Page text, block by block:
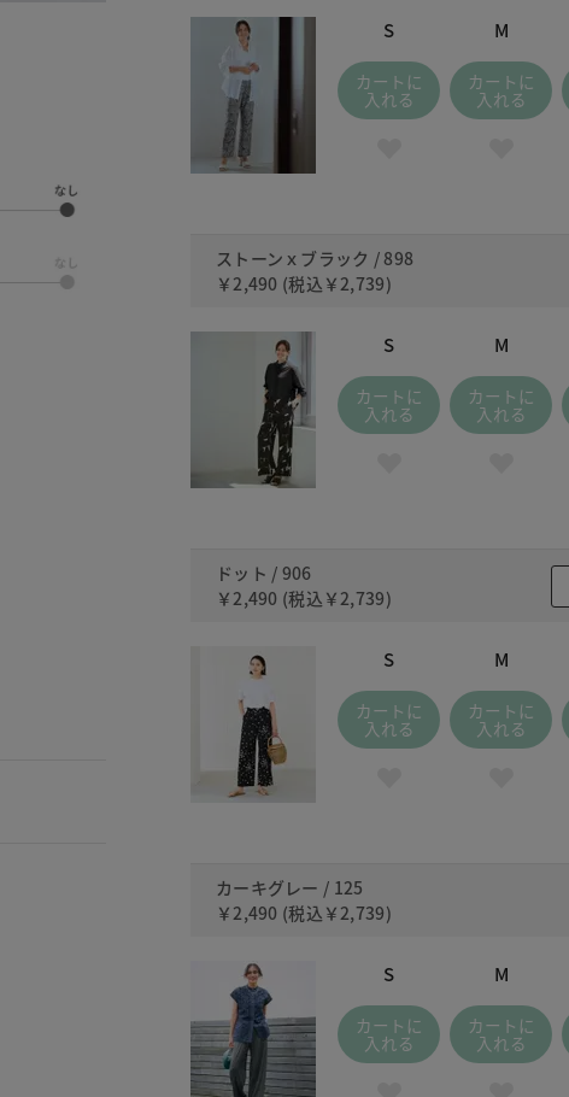
S
カートに
入れる
M
カートに
入れる
ストーンｘブラック / 898
￥2,490 (税込 ￥2,739)
S
カートに
入れる
M
カートに
入れる
ドット / 906
￥2,490 (税込 ￥2,739)
S
カートに
入れる
M
カートに
入れる
カーキグレー / 125
￥2,490 (税込 ￥2,739)
S
カートに
入れる
M
カートに
入れる